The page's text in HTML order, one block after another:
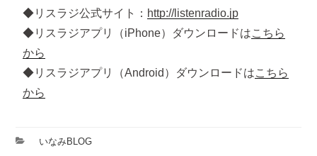
◆リスラジ公式サイト： http://listenradio.jp
◆リスラジアプリ（iPhone）ダウンロードはこちら
から
◆リスラジアプリ（Android）ダウンロードはこちら
から
カ
いなみBLOG